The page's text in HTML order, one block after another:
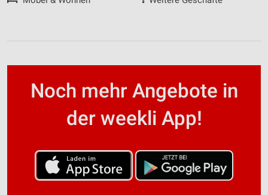
Noch mehr Angebote in
der weekli App!